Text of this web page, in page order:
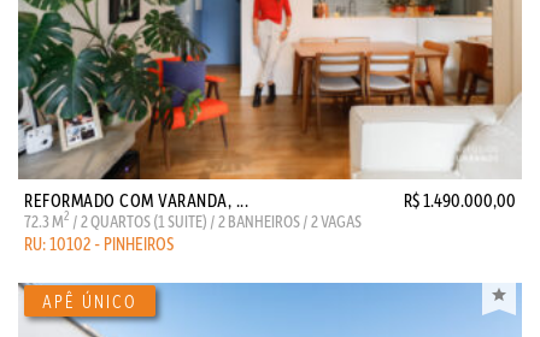
REFORMADO COM VARANDA, ... R$ 1.490.000,00
72.3 M2 / 2 QUARTOS (1 SUITE) / 2 BANHEIROS / 2 VAGAS
RU: 10102 - PINHEIROS